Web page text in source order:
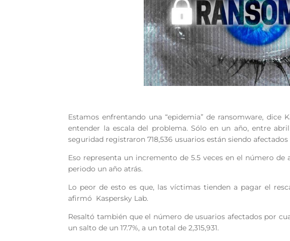
Estamos enfrentando una “epidemia” de ransomware,
entender la escala del problema. Sólo en un año, entre
seguridad registraron 718,536 usuarios están siendo
Eso representa un incremento de 5.5 veces en el número
periodo un año atrás.
Lo peor de esto es que, las víctimas tienden a pagar el
afirmó Kaspersky Lab.
Resaltó también que el número de usuarios afectados por
un salto de un 17.7%, a un total de 2,315,931.